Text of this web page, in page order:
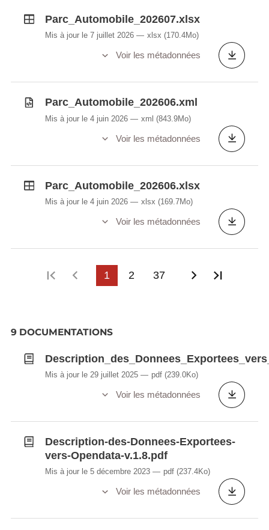
Parc_Automobile_202607.xlsx
Mis à jour le 7 juillet 2026 xlsx (170.4Mo)
Voir les métadonnées
Parc_Automobile_202606.xml
Mis à jour le 4 juin 2026 xml (843.9Mo)
Voir les métadonnées
Parc_Automobile_202606.xlsx
Mis à jour le 4 juin 2026 xlsx (169.7Mo)
Voir les métadonnées
Première page
Page précédente
1 2 37 Page
9 DOCUMENTATIONS
Mis à jour le 29 juillet 2025 pdf (239.0Ko)
Voir les métadonnées
Description-des-Donnees-Exportees-
vers-Opendata-v.1.8.pdf
Mis à jour le 5 décembre 2023 pdf (237.4Ko)
Voir les métadonnées